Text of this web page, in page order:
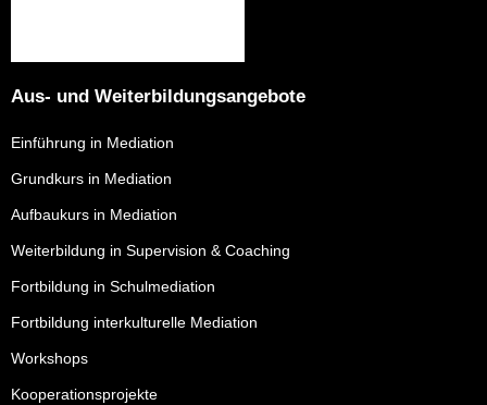
Aus- und Weiterbildungsangebote
Einführung in Mediation
Grundkurs in Mediation
Aufbaukurs in Mediation
Weiterbildung in Supervision & Coaching
Fortbildung in Schulmediation
Fortbildung interkulturelle Mediation
Workshops
Kooperationsprojekte